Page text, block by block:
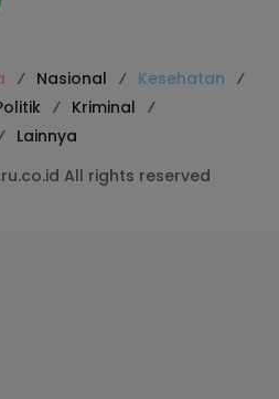
Nasional
Kesehatan
Kriminal
Lainnya
All rights reserved